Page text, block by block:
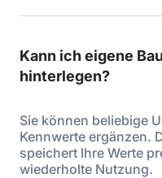
Kann ich eigene
hinterlegen?
Sie können beliebige
Kennwerte ergänzen.
speichert Ihre Werte
wiederholte Nutzung.